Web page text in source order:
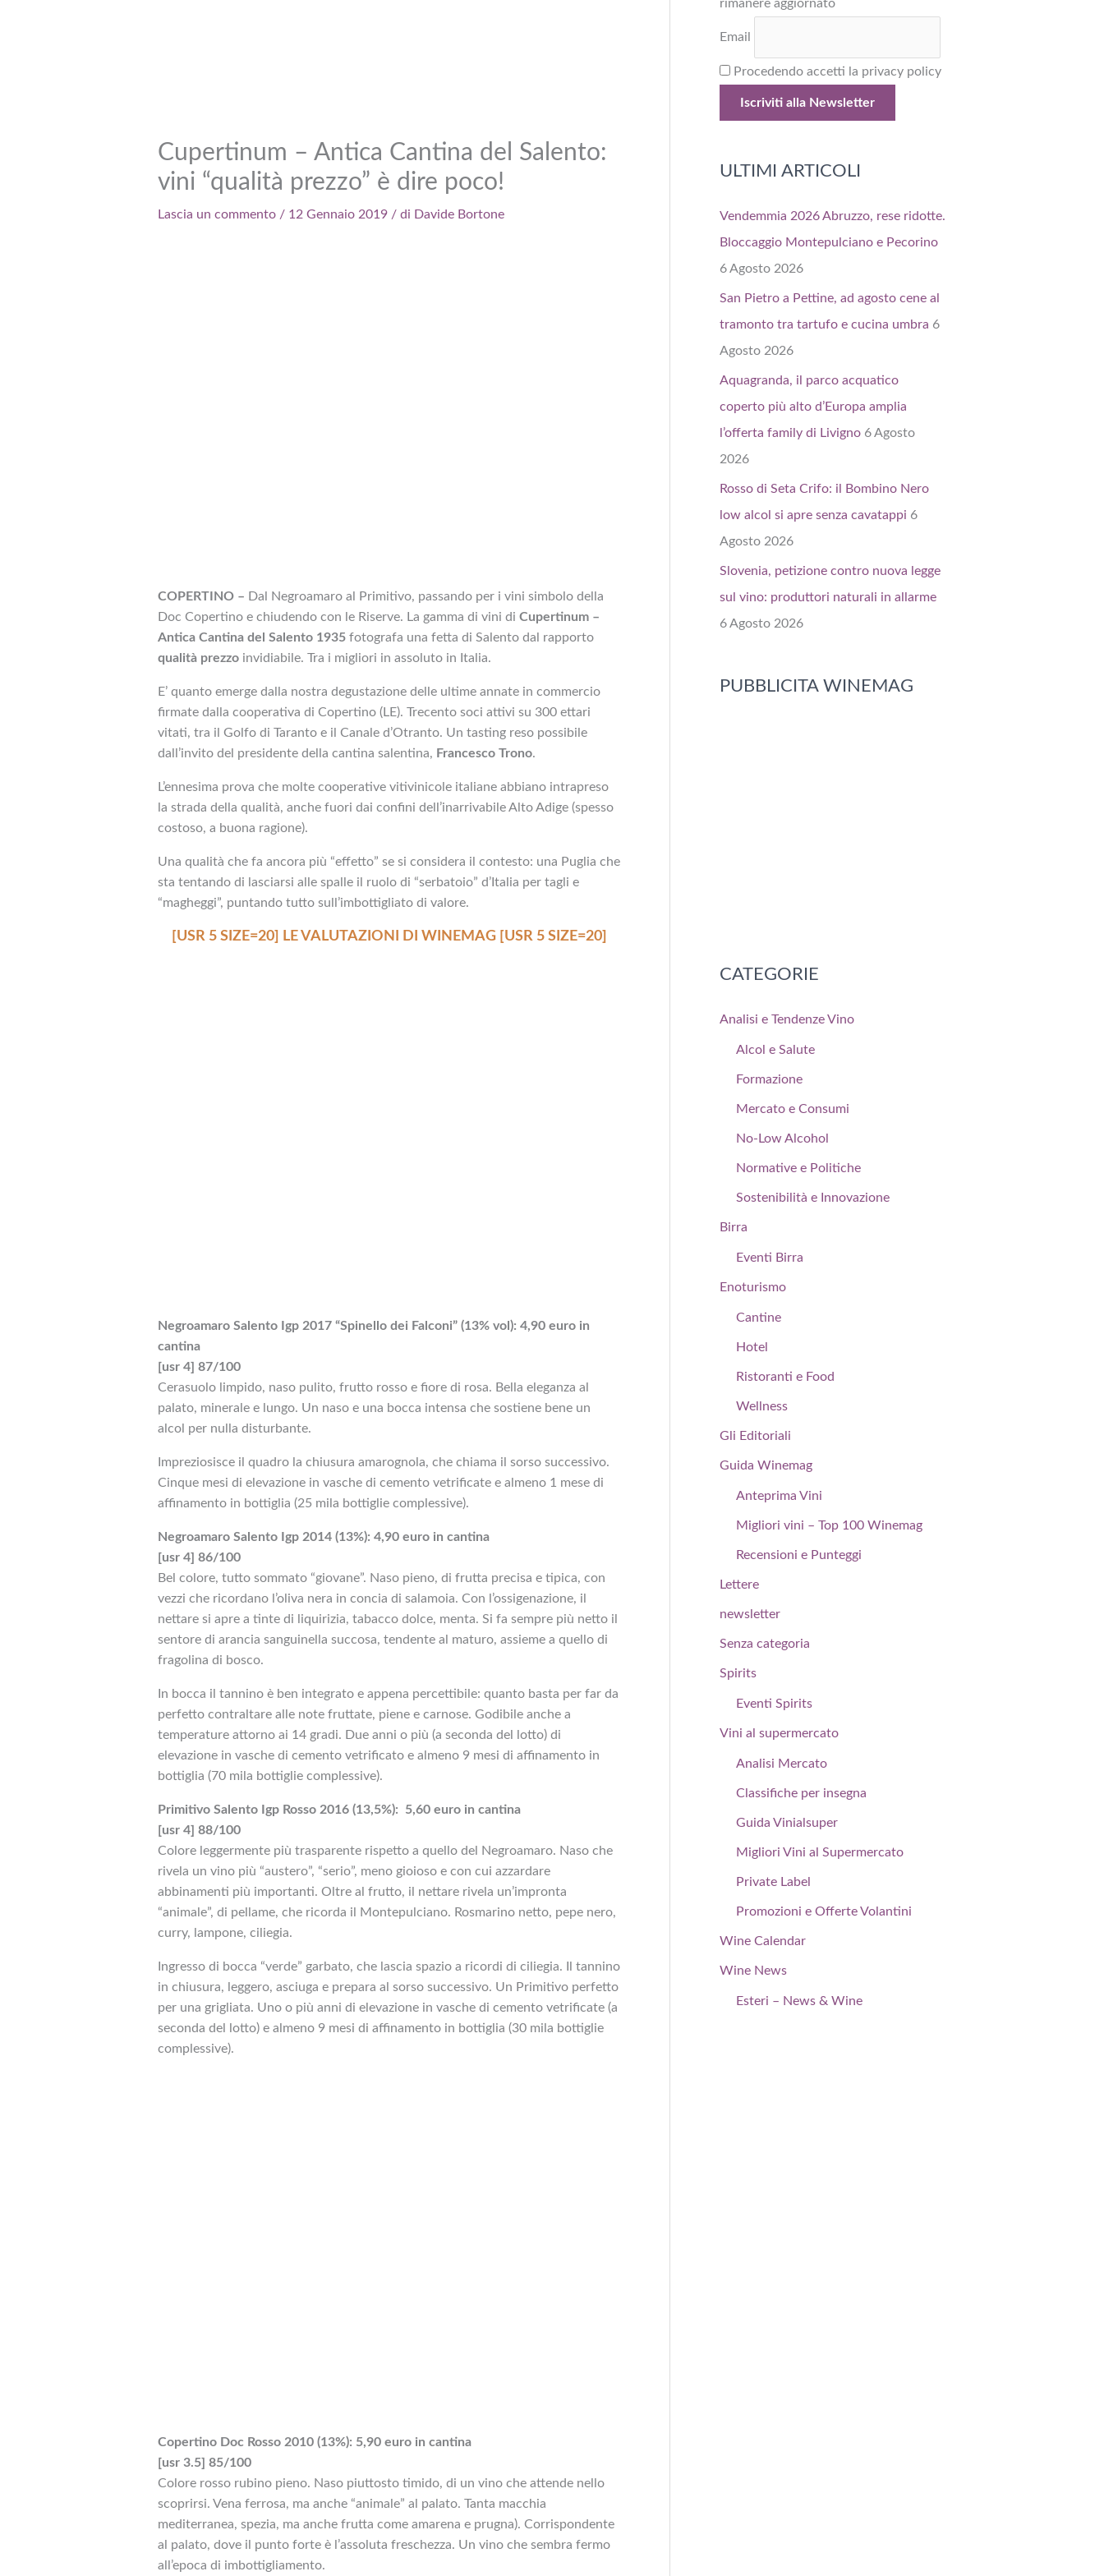
Cupertinum – Antica Cantina del Salento:
vini “qualità prezzo” è dire poco!
Lascia un commento / 12 Gennaio 2019 / di Davide Bortone
COPERTINO – Dal Negroamaro al Primitivo, passando per i vini simbolo della
Doc Copertino e chiudendo con le Riserve. La gamma di vini di Cupertinum –
Antica Cantina del Salento 1935 fotografa una fetta di Salento dal rapporto
qualità prezzo invidiabile. Tra i migliori in assoluto in Italia.
E’ quanto emerge dalla nostra degustazione delle ultime annate in commercio
firmate dalla cooperativa di Copertino (LE). Trecento soci attivi su 300 ettari
vitati, tra il Golfo di Taranto e il Canale d’Otranto. Un tasting reso possibile
dall’invito del presidente della cantina salentina, Francesco Trono.
L’ennesima prova che molte cooperative vitivinicole italiane abbiano intrapreso
la strada della qualità, anche fuori dai confini dell’inarrivabile Alto Adige (spesso
costoso, a buona ragione).
Una qualità che fa ancora più “effetto” se si considera il contesto: una Puglia che
sta tentando di lasciarsi alle spalle il ruolo di “serbatoio” d’Italia per tagli e
“magheggi”, puntando tutto sull’imbottigliato di valore.
[USR 5 SIZE=20] LE VALUTAZIONI DI WINEMAG [USR 5 SIZE=20]
Negroamaro Salento Igp 2017 “Spinello dei Falconi” (13% vol): 4,90 euro in
cantina
[usr 4] 87/100
Cerasuolo limpido, naso pulito, frutto rosso e fiore di rosa. Bella eleganza al
palato, minerale e lungo. Un naso e una bocca intensa che sostiene bene un
alcol per nulla disturbante.
Impreziosisce il quadro la chiusura amarognola, che chiama il sorso successivo.
Cinque mesi di elevazione in vasche di cemento vetrificate e almeno 1 mese di
affinamento in bottiglia (25 mila bottiglie complessive).
Negroamaro Salento Igp 2014 (13%): 4,90 euro in cantina
[usr 4] 86/100
Bel colore, tutto sommato “giovane”. Naso pieno, di frutta precisa e tipica, con
vezzi che ricordano l’oliva nera in concia di salamoia. Con l’ossigenazione, il
nettare si apre a tinte di liquirizia, tabacco dolce, menta. Si fa sempre più netto il
sentore di arancia sanguinella succosa, tendente al maturo, assieme a quello di
fragolina di bosco.
In bocca il tannino è ben integrato e appena percettibile: quanto basta per far da
perfetto contraltare alle note fruttate, piene e carnose. Godibile anche a
temperature attorno ai 14 gradi. Due anni o più (a seconda del lotto) di
elevazione in vasche di cemento vetrificato e almeno 9 mesi di affinamento in
bottiglia (70 mila bottiglie complessive).
Primitivo Salento Igp Rosso 2016 (13,5%): 5,60 euro in cantina
[usr 4] 88/100
Colore leggermente più trasparente rispetto a quello del Negroamaro. Naso che
rivela un vino più “austero”, “serio”, meno gioioso e con cui azzardare
abbinamenti più importanti. Oltre al frutto, il nettare rivela un’impronta
“animale”, di pellame, che ricorda il Montepulciano. Rosmarino netto, pepe nero,
curry, lampone, ciliegia.
Ingresso di bocca “verde” garbato, che lascia spazio a ricordi di ciliegia. Il tannino
in chiusura, leggero, asciuga e prepara al sorso successivo. Un Primitivo perfetto
per una grigliata. Uno o più anni di elevazione in vasche di cemento vetrificate (a
seconda del lotto) e almeno 9 mesi di affinamento in bottiglia (30 mila bottiglie
complessive).
Copertino Doc Rosso 2010 (13%): 5,90 euro in cantina
[usr 3.5] 85/100
Colore rosso rubino pieno. Naso piuttosto timido, di un vino che attende nello
scoprirsi. Vena ferrosa, ma anche “animale” al palato. Tanta macchia
mediterranea, spezia, ma anche frutta come amarena e prugna). Corrispondente
al palato, dove il punto forte è l’assoluta freschezza. Un vino che sembra fermo
all’epoca di imbottigliamento.
rimanere aggiornato
Email
Procedendo accetti la privacy policy
ULTIMI ARTICOLI
Vendemmia 2026 Abruzzo, rese ridotte.
Bloccaggio Montepulciano e Pecorino
6 Agosto 2026
San Pietro a Pettine, ad agosto cene al
tramonto tra tartufo e cucina umbra 6
Agosto 2026
Aquagranda, il parco acquatico
coperto più alto d’Europa amplia
l’offerta family di Livigno 6 Agosto
2026
Rosso di Seta Crifo: il Bombino Nero
low alcol si apre senza cavatappi 6
Agosto 2026
Slovenia, petizione contro nuova legge
sul vino: produttori naturali in allarme
6 Agosto 2026
PUBBLICITA WINEMAG
CATEGORIE
Analisi e Tendenze Vino
Alcol e Salute
Formazione
Mercato e Consumi
No-Low Alcohol
Normative e Politiche
Sostenibilità e Innovazione
Birra
Eventi Birra
Enoturismo
Cantine
Hotel
Ristoranti e Food
Wellness
Gli Editoriali
Guida Winemag
Anteprima Vini
Migliori vini – Top 100 Winemag
Recensioni e Punteggi
Lettere
newsletter
Senza categoria
Spirits
Eventi Spirits
Vini al supermercato
Analisi Mercato
Classifiche per insegna
Guida Vinialsuper
Migliori Vini al Supermercato
Private Label
Promozioni e Offerte Volantini
Wine Calendar
Wine News
Esteri – News & Wine